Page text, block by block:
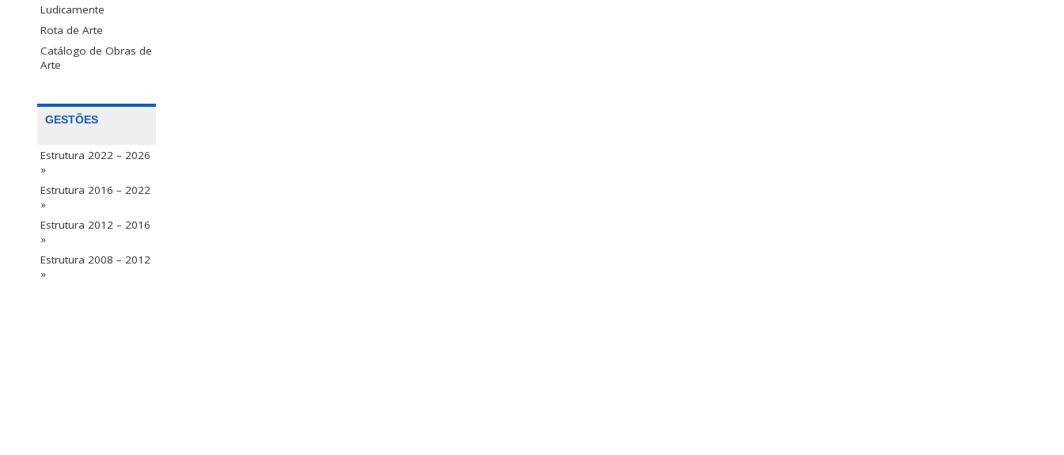
Ludicamente
Rota de Arte
Catálogo de Obras de
Arte
GESTÕES
Estrutura 2022 – 2026
»
Estrutura 2016 – 2022
»
Estrutura 2012 – 2016
»
Estrutura 2008 – 2012
»